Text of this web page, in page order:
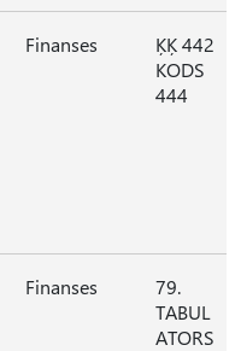
Finanses
ĶĶ 442
KODS
444
Finanses
79.
TABUL
ATORS